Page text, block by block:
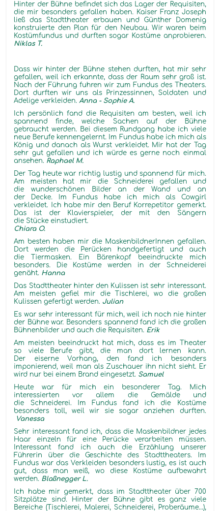
Hinter der Bühne befindet sich das Lager der Requisiten,
die mir besonders gefallen haben. Kaiser Franz Joseph
ließ das Stadttheater erbauen und Günther Domenig
konstruierte den Plan für den Neubau. Wir waren beim
Kostümfundus und durften sogar Kostüme anprobieren.
Niklas T.
Dass wir hinter der Bühne stehen durften, hat mir sehr
gefallen, weil ich erkannte, dass der Raum sehr groß ist.
Nach der Führung fuhren wir zum Fundus des Theaters.
Dort durften wir uns als Prinzessinnen, Soldaten und
Adelige verkleiden.Anna - Sophie A.
Ich persönlich fand die Requisiten am besten, weil ich
spannend finde, welche Sachen auf der Bühne
gebraucht werden. Bei diesem Rundgang habe ich viele
neue Berufe kennengelernt. Im Fundus habe ich mich als
König und danach als Wurst verkleidet. Mir hat der Tag
sehr gut gefallen und ich würde es gerne noch einmal
ansehen. Raphael M.
Der Tag heute war richtig lustig und spannend für mich.
Am meisten hat mir die Schneiderei gefallen und
die wunderschönen Bilder an der Wand und an
der Decke. Im Fundus habe ich mich als Cowgirl
verkleidet. Ich habe mir den Beruf Korrepetitor gemerkt.
Das ist der Klavierspieler, der mit den Sängern
die Stücke einstudiert.
Chiara O.
Am besten haben mir die MaskenbildnerInnen gefallen.
Dort werden die Perücken handgefertigt und auch
die Tiermasken. Ein Bärenkopf beeindruckte mich
besonders. Die Kostüme werden in der Schneiderei
genäht. Hanna
Das Stadttheater hinter den Kulissen ist sehr interessant.
Am meisten gefiel mir die Tischlerei, wo die großen
Kulissen gefertigt werden. Julian
Es war sehr interessant für mich, weil ich noch nie hinter
der Bühne war. Besonders spannend fand ich die großen
Bühnenbilder und auch die Requisiten. Erik
Am meisten beeindruckt hat mich, dass es im Theater
so viele Berufe gibt, die man dort lernen kann.
Der eiserne Vorhang, den fand ich besonders
imponierend, weil man als Zuschauer ihn nicht sieht. Er
wird nur bei einem Brand eingesetzt. Samuel
Heute war für mich ein besonderer Tag. Mich
interessierten vor allem die Gemälde und
die Schneiderei. Im Fundus fand ich die Kostüme
besonders toll, weil wir sie sogar anziehen durften.
Vanessa
Sehr interessant fand ich, dass die Maskenbildner jedes
Haar einzeln für eine Perücke verarbeiten müssen.
Interessant fand ich auch die Erzählung unserer
Führerin über die Geschichte des Stadttheaters. Im
Fundus war das Verkleiden besonders lustig, es ist auch
gut, dass man weiß, wo diese Kostüme aufbewahrt
werden. Blaßnegger L.
Ich habe mir gemerkt, dass im Stadttheater über 700
Sitzplätze sind. Hinter der Bühne gibt es ganz viele
Bereiche (Tischlerei, Malerei, Schneiderei, Proberäume…),